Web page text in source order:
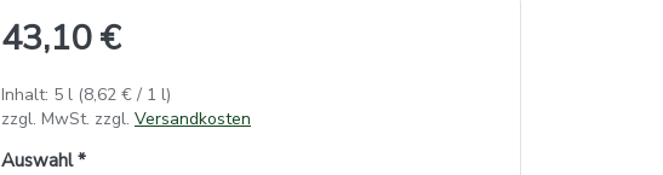
43,10 €
Inhalt: 5 l (8,62 € / 1 l)
zzgl. MwSt. zzgl. Versandkosten
Auswahl